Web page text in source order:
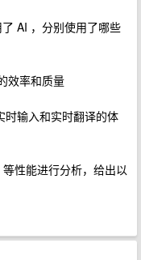
AI ，分别使用了哪些
效率和质量
时输入和实时翻译的体
性能进行分析，给出以